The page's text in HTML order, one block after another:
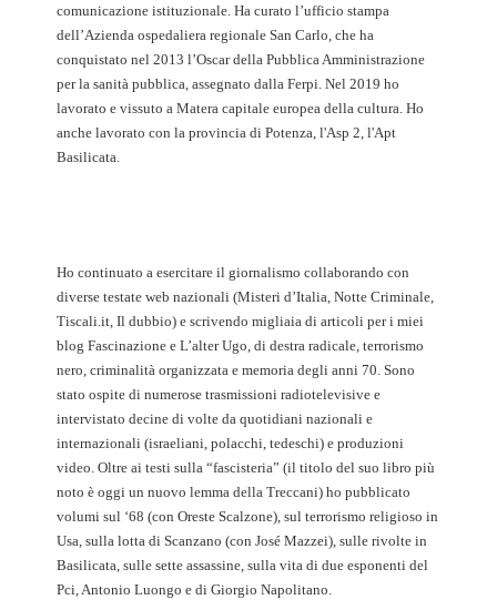
comunicazione istituzionale. Ha curato l’ufficio stampa
dell’Azienda ospedaliera regionale San Carlo, che ha
conquistato nel 2013 l’Oscar della Pubblica Amministrazione
per la sanità pubblica, assegnato dalla Ferpi. Nel 2019 ho
lavorato e vissuto a Matera capitale europea della cultura. Ho
anche lavorato con la provincia di Potenza, l'Asp 2, l'Apt
Basilicata.
Ho continuato a esercitare il giornalismo collaborando con
diverse testate web nazionali (Misteri d’Italia, Notte Criminale,
Tiscali.it, Il dubbio) e scrivendo migliaia di articoli per i miei
blog Fascinazione e L’alter Ugo, di destra radicale, terrorismo
nero, criminalità organizzata e memoria degli anni 70. Sono
stato ospite di numerose trasmissioni radiotelevisive e
intervistato decine di volte da quotidiani nazionali e
internazionali (israeliani, polacchi, tedeschi) e produzioni
video. Oltre ai testi sulla “fascisteria” (il titolo del suo libro più
noto è oggi un nuovo lemma della Treccani) ho pubblicato
volumi sul ‘68 (con Oreste Scalzone), sul terrorismo religioso in
Usa, sulla lotta di Scanzano (con José Mazzei), sulle rivolte in
Basilicata, sulle sette assassine, sulla vita di due esponenti del
Pci, Antonio Luongo e di Giorgio Napolitano.